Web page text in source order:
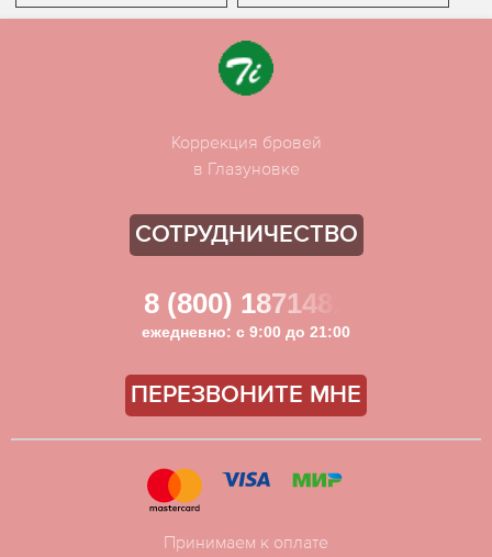
Коррекция бровей
в Глазуновке
СОТРУДНИЧЕСТВО
8 (800) 1871481
ежедневно: с 9:00 до 21:00
ПЕРЕЗВОНИТЕ МНЕ
Принимаем к оплате